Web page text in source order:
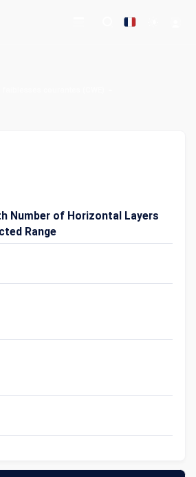
Number of Horizontal Layers
Range